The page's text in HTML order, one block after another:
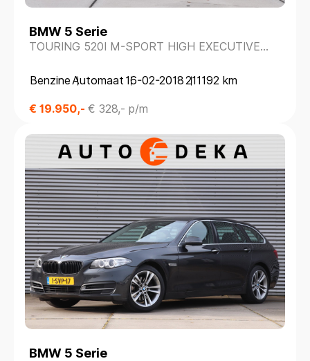
BMW 5 Serie
TOURING 520I M-SPORT HIGH EXECUTIVE
BenzineAutomaat 16-02-2018211192 km
€ 19.950,- € 328,- p/m
BMW 5 Serie